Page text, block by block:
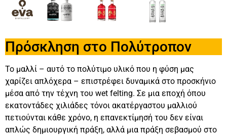
Πρόσκληση στο Πολύτροπον
Το μαλλί – αυτό το πολύτιμο υλικό που η φύση μας
χαρίζει απλόχερα – επιστρέφει δυναμικά στο προσκήνιο
μέσα από την τέχνη του wet felting. Σε μια εποχή όπου
εκατοντάδες χιλιάδες τόνοι ακατέργαστου μαλλιού
πετιούνται κάθε χρόνο, η επανεκτίμησή του δεν είναι
απλώς δημιουργική πράξη, αλλά μια πράξη σεβασμού στο